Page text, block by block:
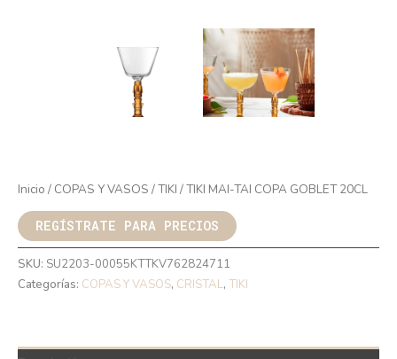
Inicio / COPAS Y VASOS /TIKI / TIKI MAI-TAI COPA GOBLET 20CL
REGÍSTRATE PARA PRECIOS
SKU: SU2203-00055KTTKV762824711
Categorías: COPAS Y VASOS, CRISTAL, TIKI